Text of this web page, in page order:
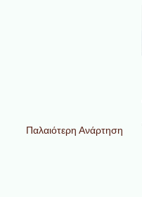
Παλαιότερη Ανάρτηση